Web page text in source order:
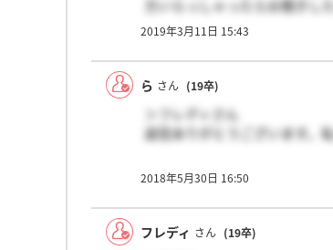
方いらっしゃったらお聞きした
2019年3月11日 15:43
ら さん (19卒)
＞フレディさん
返信ありがとうございます。
2018年5月30日 16:50
フレディ さん (19卒)